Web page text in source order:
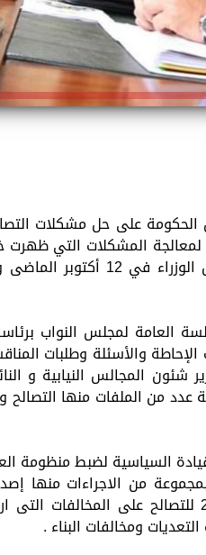
الحكومة على حل مشكلات
لمعالجة المشكلات التي ظهرت
قانون جديد للتصالح والذى تم
العامة لمجلس النواب
والأسئلة وطلبات
شئون المجالس النيابية و
من الملفات منها التصالح
السياسية لضبط منظومة
لسنة 2019 المعدل بالقانون رقم (1) لسنة 2020
ومخالفات البناء .